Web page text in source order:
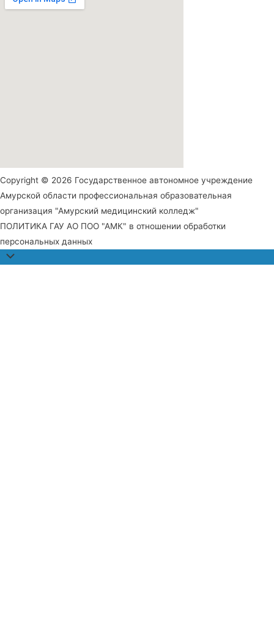
Copyright © 2026 Государственное автономное учреждение
Амурской области профессиональная образовательная
организация "Амурский медицинский колледж"
ПОЛИТИКА ГАУ АО ПОО "АМК" в отношении обработки
персональных данных
Прокрутить